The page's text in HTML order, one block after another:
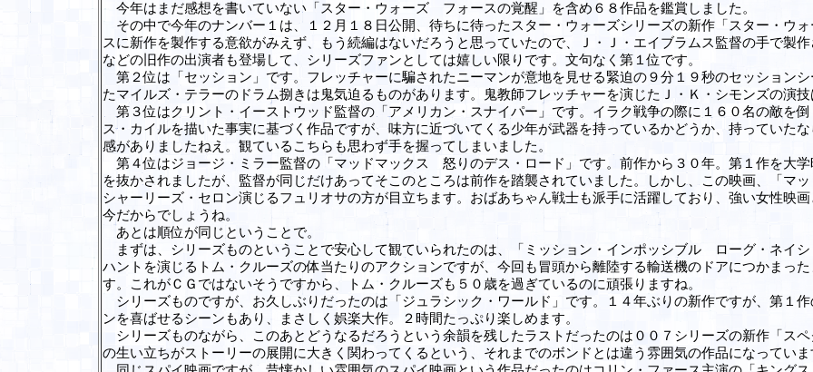
今年はまだ感想を書いていない「スター・ウォーズ フォースの覚醒」を含め６８作品を鑑賞しました。
その中で今年のナンバー１は、１２月１８日公開、待ちに待ったスター・ウォーズシリーズの新作「スター・ウ
スに新作を製作する意欲がみえず、もう続編はないだろうと思っていたので、Ｊ・Ｊ・エイブラムス監督の手で製
などの旧作の出演者も登場して、シリーズファンとしては嬉しい限りです。文句なく第１位です。
第２位は「セッション」です。フレッチャーに騙されたニーマンが意地を見せる緊迫の９分１９秒のセッション
たマイルズ・テラーのドラム捌きは鬼気迫るものがあります。鬼教師フレッチャーを演じたＪ・Ｋ・シモンズの演
第３位はクリント・イーストウッド監督の「アメリカン・スナイパー」です。イラク戦争の際に１６０名の敵を
ス・カイルを描いた事実に基づく作品ですが、味方に近づいてくる少年が武器を持っているかどうか、持っていた
感がありましたねえ。観ているこちらも思わず手を握ってしまいました。
第４位はジョージ・ミラー監督の「マッドマックス 怒りのデス・ロード」です。前作から３０年。第１作を大
を抜かされましたが、監督が同じだけあってそこのところは前作を踏襲されていました。しかし、この映画、「マ
シャーリーズ・セロン演じるフュリオサの方が目立ちます。おばあちゃん戦士も派手に活躍しており、強い女性映
今だからでしょうね。
あとは順位が同じということで。
まずは、シリーズものということで安心して観ていられたのは、「ミッション・インポッシブル ローグ・ネイ
ハントを演じるトム・クルーズの体当たりのアクションですが、今回も冒頭から離陸する輸送機のドアにつかまっ
す。これがＣＧではないそうですから、トム・クルーズも５０歳を過ぎているのに頑張りますね。
シリーズものですが、お久しぶりだったのは「ジュラシック・ワールド」です。１４年ぶりの新作ですが、第１
ンを喜ばせるシーンもあり、まさしく娯楽大作。２時間たっぷり楽しめます。
シリーズものながら、このあとどうなるだろうという余韻を残したラストだったのは００７シリーズの新作「ス
の生い立ちがストーリーの展開に大きく関わってくるという、それまでのボンドとは違う雰囲気の作品になっていま